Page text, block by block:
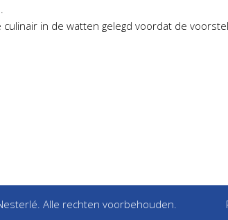
in de watten gelegd voordat de
Alle rechten voorbehouden.